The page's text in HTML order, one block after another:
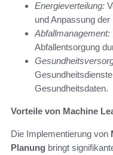
Energieverteilung:
und Anpassung
Abfallmanagement:
Abfallentsorgung
Gesundheitsdaten.
Vorteile von Machine
Die Implementierung von
Planung bringt